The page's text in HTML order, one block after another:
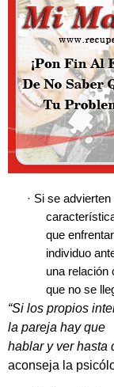
· Si se advierten
que
individuo
una relación
que no se
“Si los propios
la pareja hay que
hablar y ver hasta
aconseja la